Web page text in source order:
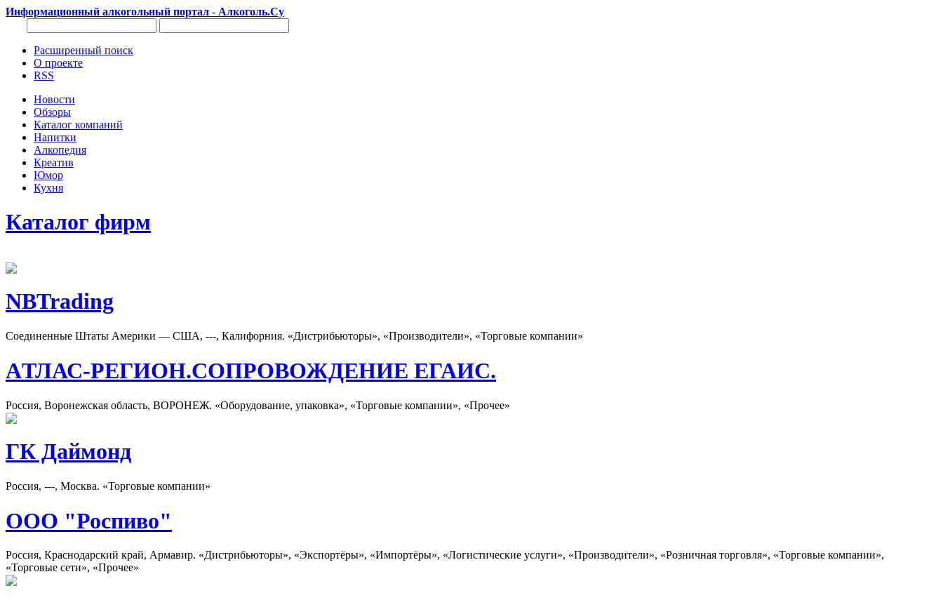
Информационный алкогольный портал - Алкоголь.Су
Расширенный поиск
О проекте
RSS
Новости
Обзоры
Каталог компаний
Напитки
Алкопедия
Креатив
Юмор
Кухня
Каталог фирм
NBTrading
Соединенные Штаты Америки — США, ---, Калифорния. «Дистрибьюторы», «Производители», «Торговые компании»
AТЛАС-РЕГИОН.СОПРОВОЖДЕНИЕ ЕГАИС.
Россия, Воронежская область, ВОРОНЕЖ. «Оборудование, упаковка», «Торговые компании», «Прочее»
ГК Даймонд
Россия, ---, Москва. «Торговые компании»
ООО "Роспиво"
Россия, Краснодарский край, Армавир. «Дистрибьюторы», «Экспортёры», «Импортёры», «Логистические услуги», «Производители», «Розничная торговля», «Торговые компании»,
«Торговые сети», «Прочее»